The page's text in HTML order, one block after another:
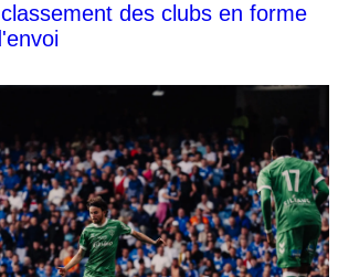
des clubs en forme